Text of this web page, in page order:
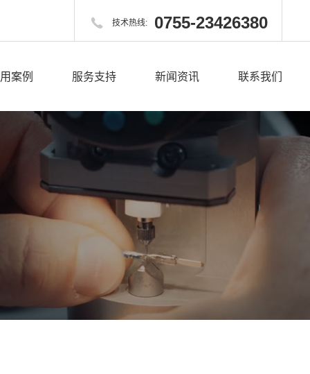
 技术热线: 0755-23426380
案例 服务支持 新闻资讯 联系我们